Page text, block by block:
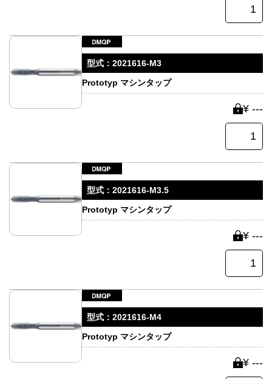
型式： 2021616-M3
Prototyp マシンタップ
¥ ---
型式： 2021616-M3.5
Prototyp マシンタップ
¥ ---
型式： 2021616-M4
Prototyp マシンタップ
¥ ---